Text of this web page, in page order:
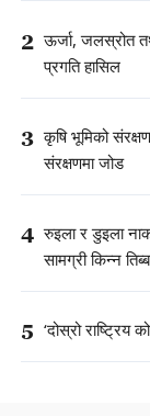
2 ऊर्जा, जलस्रोत
प्रगति हासिल
3 कृषि भूमिको
संरक्षणमा जोड
4 रुइला र डुइला
सामग्री किन्न
5 ‘दोस्रो राष्ट्रिय